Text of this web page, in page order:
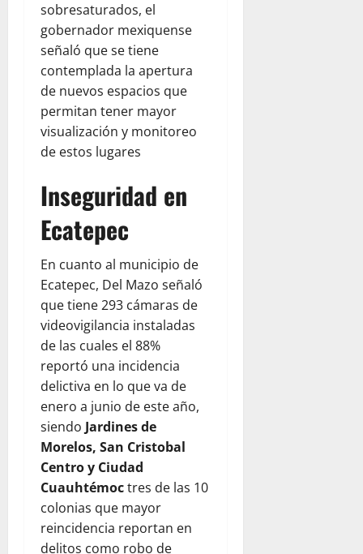
sobresaturados, el
gobernador mexiquense
señaló que se tiene
contemplada la apertura
de nuevos espacios que
permitan tener mayor
visualización y monitoreo
de estos lugares
Inseguridad en
Ecatepec
En cuanto al municipio de
Ecatepec, Del Mazo señaló
que tiene 293 cámaras de
videovigilancia instaladas
de las cuales el 88%
reportó una incidencia
delictiva en lo que va de
enero a junio de este año,
siendo Jardines de
Morelos, San Cristobal
Centroy Ciudad
Cuauhtémoctres de las 10
colonias que mayor
reincidencia reportan en
delitos como robo de